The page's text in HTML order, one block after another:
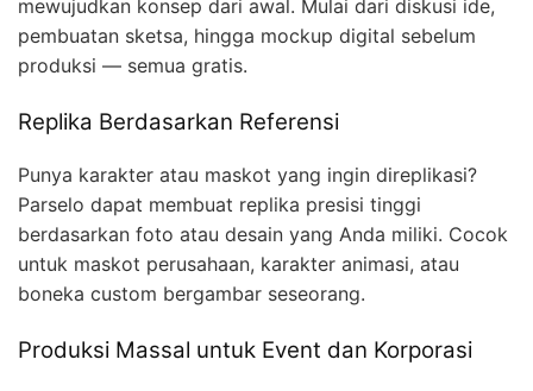
mewujudkan konsep dari awal. Mulai dari diskusi ide,
pembuatan sketsa, hingga mockup digital sebelum
produksi — semua gratis.
Replika Berdasarkan Referensi
Punya karakter atau maskot yang ingin direplikasi?
Parselo dapat membuat replika presisi tinggi
berdasarkan foto atau desain yang Anda miliki. Cocok
untuk maskot perusahaan, karakter animasi, atau
boneka custom bergambar seseorang.
Produksi Massal untuk Event dan Korporasi